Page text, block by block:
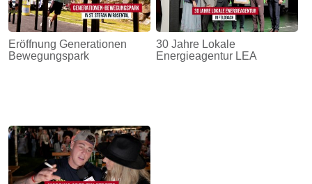
Eröffnung Generationen
Bewegungspark
30 Jahre Lokale
Energieagentur LEA